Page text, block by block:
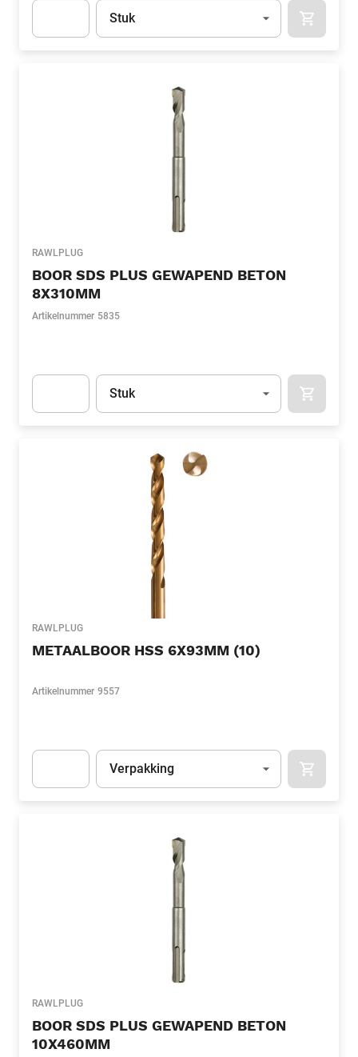
Eenheid
Stuk
RAWLPLUG
BOOR SDS PLUS GEWAPEND BETON
8X310MM
Artikelnummer 5835
Eenheid
Stuk
RAWLPLUG
METAALBOOR HSS 6X93MM (10)
Artikelnummer 9557
Eenheid
Verpakking
RAWLPLUG
BOOR SDS PLUS GEWAPEND BETON
10X460MM